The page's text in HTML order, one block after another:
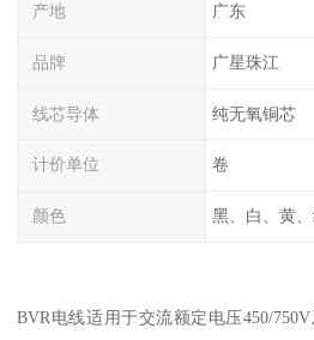
产地 广东
品牌 广星珠江
线芯导体 纯无氧铜芯
计价单位 卷
颜色 黑、白、黄
BVR电线适用于交流额定电压450/